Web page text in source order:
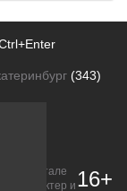
(343)
на портале
характер и 16+